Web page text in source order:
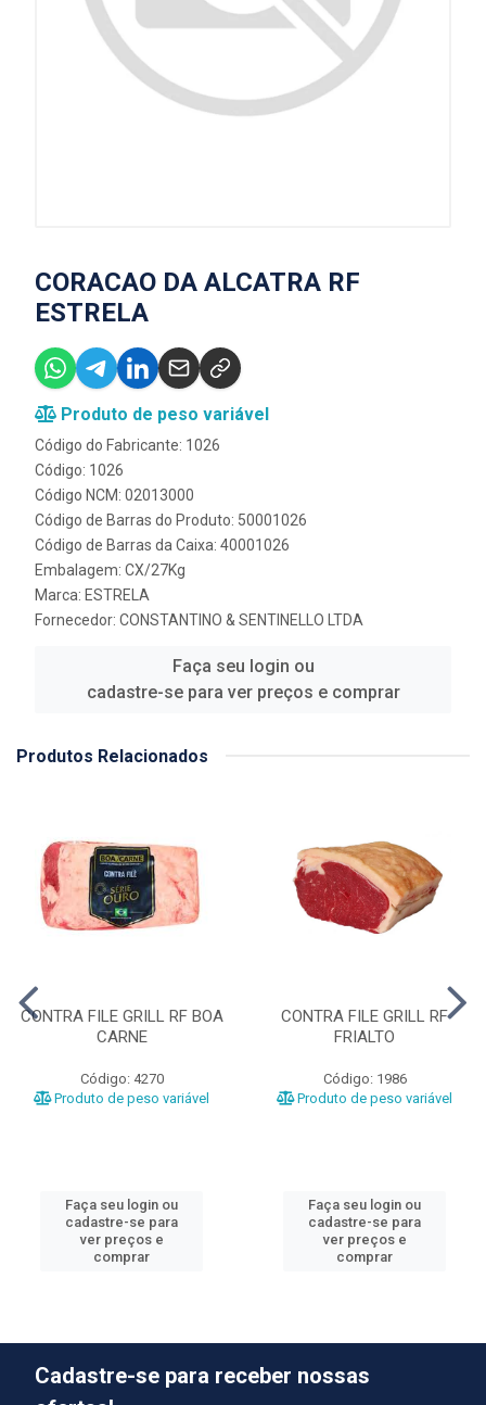
CORACAO DA ALCATRA RF
ESTRELA
Produto de peso variável
Código do Fabricante: 1026
Código: 1026
Código NCM: 02013000
Código de Barras do Produto: 50001026
Código de Barras da Caixa: 40001026
Embalagem: CX/27Kg
Marca: ESTRELA
Fornecedor: CONSTANTINO & SENTINELLO LTDA
Faça seu login ou
cadastre-se para ver preços e comprar
Produtos Relacionados
CONTRA FILE GRILL RF BOA
CARNE
Código: 4270
Produto de peso variável
Faça seu login ou
cadastre-se para
ver preços e
comprar
CONTRA FILE GRILL RF
FRIALTO
Código: 1986
Produto de peso variável
Faça seu login ou
cadastre-se para
ver preços e
comprar
Cadastre-se para receber nossas